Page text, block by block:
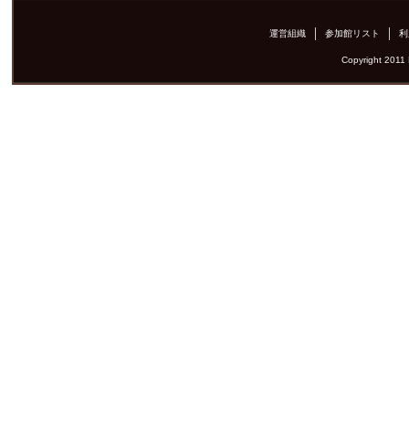
運営組織 参加館リスト
Copyright 2011